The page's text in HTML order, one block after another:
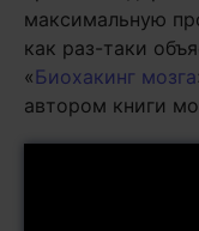
максимальную
как раз-таки
«Биохакинг мозга
автором книги